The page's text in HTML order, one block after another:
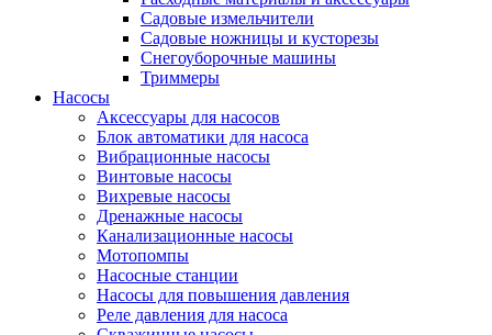
Садовые измельчители
Садовые ножницы и кусторезы
Снегоуборочные машины
Триммеры
Насосы
Аксессуары для насосов
Блок автоматики для насоса
Вибрационные насосы
Винтовые насосы
Вихревые насосы
Дренажные насосы
Канализационные насосы
Мотопомпы
Насосные станции
Насосы для повышения давления
Реле давления для насоса